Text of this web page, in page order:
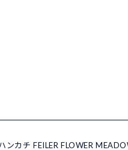
カチ FEILER FLOWER